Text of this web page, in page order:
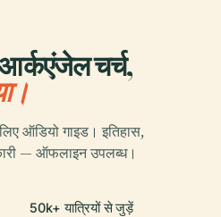
चर्च,
ऑडियो गाइड। इतिहास,
— ऑफलाइन उपलब्ध।
50k+ यात्रियों से जुड़ें